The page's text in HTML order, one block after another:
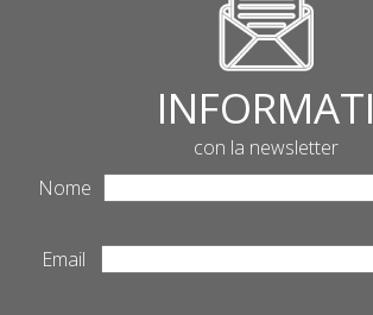
INFORMATI
con la newsletter
Nome
Email